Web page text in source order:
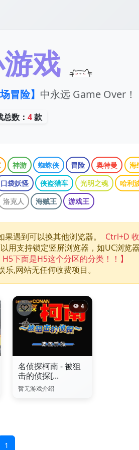
戏
冒险】 中永远 Game Over！
数： 4款
神游 蜘蛛侠 冒险 奥特曼 海
口袋妖怪 侠盗猎车 光明之魂 哈利
洛克人 海贼王 游戏王
遇到可以换其他浏览器。
Ctrl+D
用支持锁定竖屏浏览器，如UC浏览
下面是H5这个分区的分类！！】
,网站无任何收费项目。
4
名侦探柯南 - 被狙
击的侦探[...
暂无游戏介绍
1